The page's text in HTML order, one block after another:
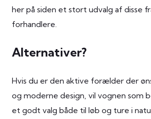
her på siden et stort udvalg af disse
forhandlere.
Alternativer?
Hvis du er den aktive forælder der
og moderne design, vil vognen som
et godt valg både til løb og ture i